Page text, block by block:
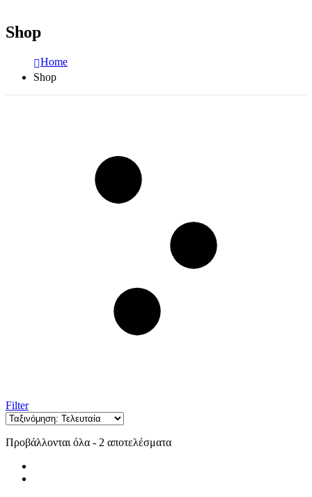
Shop
Home
Shop
Filter
Προβάλλονται όλα - 2 αποτελέσματαSorted